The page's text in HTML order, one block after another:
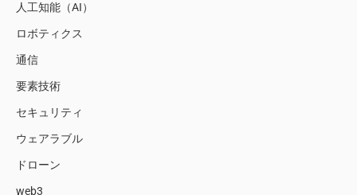
人工知能（AI）
ロボティクス
通信
要素技術
セキュリティ
ウェアラブル
ドローン
web3